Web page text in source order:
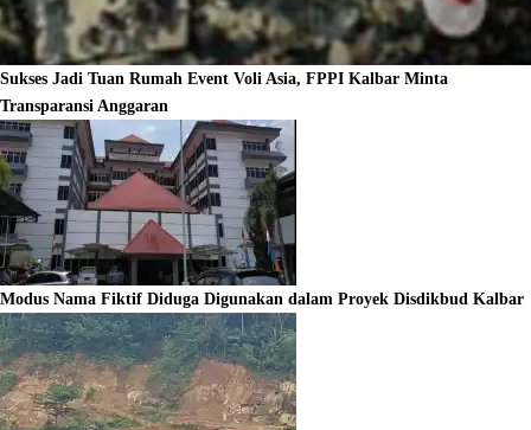
Sukses Jadi Tuan Rumah Event Voli Asia, FPPI Kalbar Minta
Transparansi Anggaran
Modus Nama Fiktif Diduga Digunakan dalam Proyek Disdikbud Kalbar